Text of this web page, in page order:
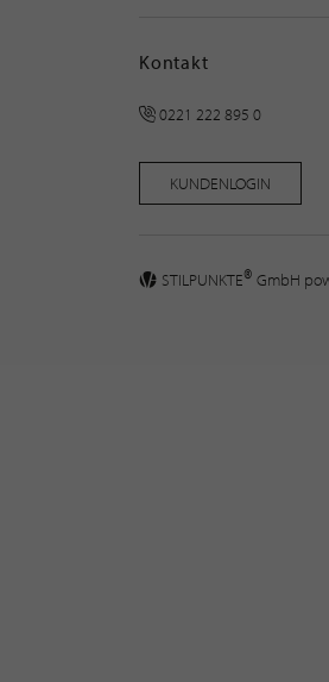
Kontakt
0221 222 895 0
KUNDENLOGIN
STILPUNKTE® GmbH